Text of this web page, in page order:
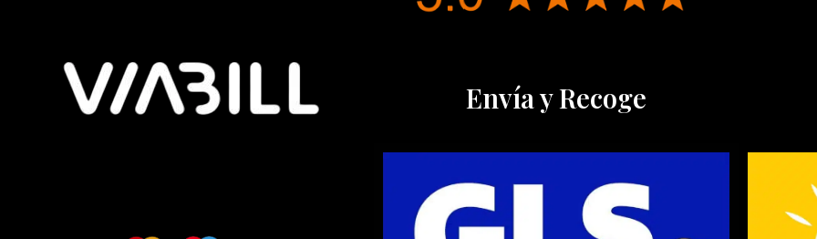
Envía y Recoge